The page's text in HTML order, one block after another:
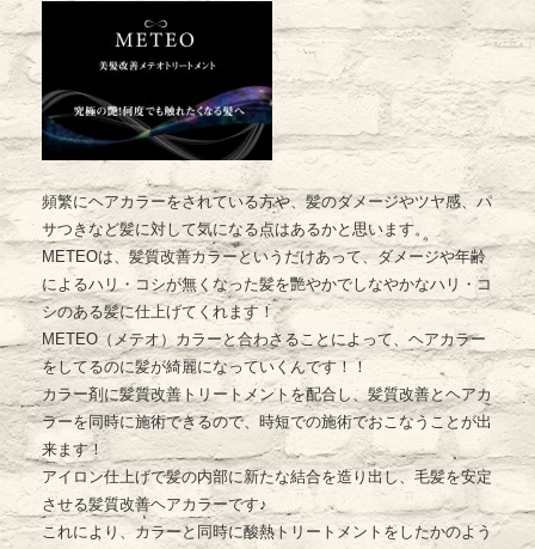
頻繁にヘアカラーをされている方や、髪のダメージやツヤ感、パ
サつきなど髪に対して気になる点はあるかと思います。
METEOは、髪質改善カラーというだけあって、ダメージや年齢
によるハリ・コシが無くなった髪を艷やかでしなやかなハリ・コ
シのある髪に仕上げてくれます！
METEO（メテオ）カラーと合わさることによって、ヘアカラー
をしてるのに髪が綺麗になっていくんです！！
カラー剤に髪質改善トリートメントを配合し、髪質改善とヘアカ
ラーを同時に施術できるので、時短での施術でおこなうことが出
来ます！
アイロン仕上げで髪の内部に新たな結合を造り出し、毛髪を安定
させる髪質改善ヘアカラーです♪
これにより、カラーと同時に酸熱トリートメントをしたかのよう